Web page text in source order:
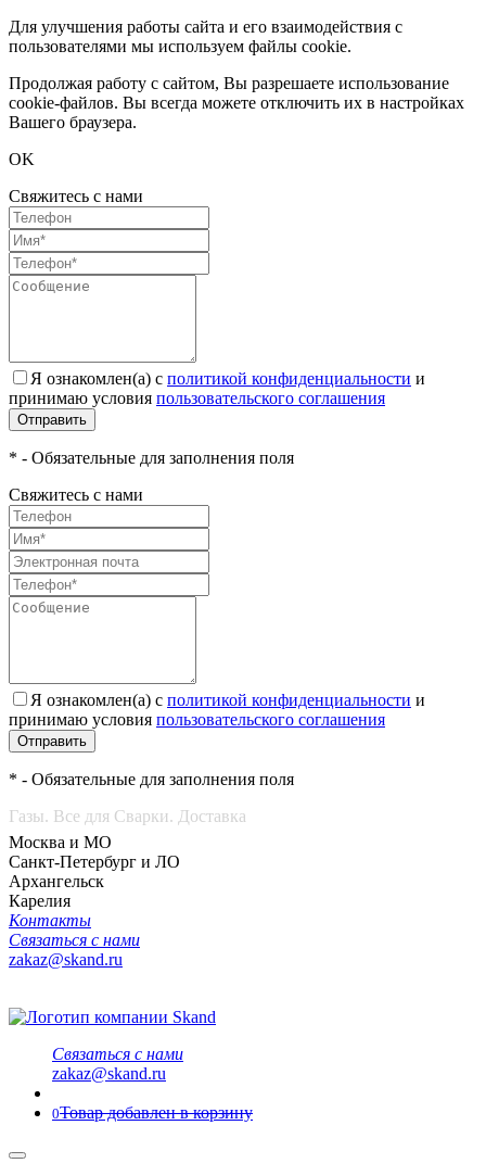
Для улучшения работы сайта и его взаимодействия с
пользователями мы используем файлы cookie.
Продолжая работу с сайтом, Вы разрешаете использование
cookie-файлов. Вы всегда можете отключить их в настройках
Вашего браузера.
OK
Свяжитесь с нами
Я ознакомлен(а) с политикой конфиденциальности и
принимаю условия пользовательского соглашения
Отправить
* - Обязательные для заполнения поля
Свяжитесь с нами
Я ознакомлен(а) с политикой конфиденциальности и
принимаю условия пользовательского соглашения
Отправить
* - Обязательные для заполнения поля
Газы. Все для Сварки. Доставка
Москва и МО
Санкт-Петербург и ЛО
Архангельск
Карелия
Контакты
Связаться с нами
zakaz@skand.ru
Связаться с нами
zakaz@skand.ru
0Товар добавлен в корзину